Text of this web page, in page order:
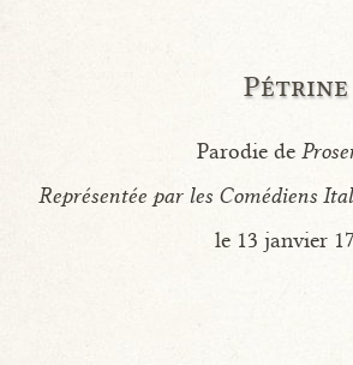
Pétrine
Parodie de
Représentée par les Comédiens
le 13 janvier